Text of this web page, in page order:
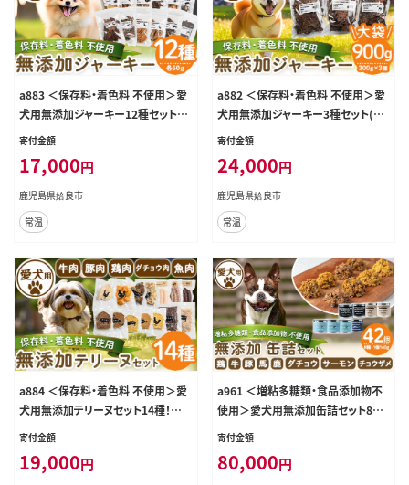
a883 ＜保存料・着色料 不使用＞愛
犬用無添加ジャーキー12種セット
(各50g・合計600g)牛肉、豚肉、鶏
ドサービス】鹿児島県産 ペットフー
ド 動物 犬 ドッグ 餌 エサ おやつ 乾
物 ごはん ご飯 間食 ご褒美
寄付金額
17,000円
鹿児島県姶良市
常温
a882 ＜保存料・着色料 不使用＞愛
犬用無添加ジャーキー3種セット(各
300g・合計900g)牛肉、豚肉、馬肉の
島県産 ペットフード 動物 犬 ドッグ
餌 エサ おやつ 乾物 ごはん ご飯 間
食 ご褒美
寄付金額
24,000円
鹿児島県姶良市
常温
a884 ＜保存料・着色料 不使用＞愛
犬用無添加テリーヌセット14種！牛
肉、豚肉、鶏肉、ダチョウ肉、魚肉の犬
用フード！ 【Nフードサービス】鹿児
島県産 ペットフード 動物 犬 ドッグ
寄付金額
19,000円
a961 ＜増粘多糖類・食品添加物不
使用＞愛犬用無添加缶詰セット8種
(140g×42個)【Nフードサービス】鹿
児島県産 ペットフード 動物 犬 ドッ
グ 餌 エサ おやつ ごはん ご飯 間食
寄付金額
80,000円